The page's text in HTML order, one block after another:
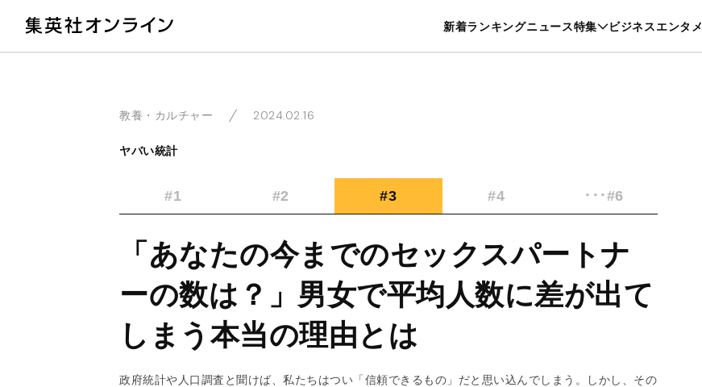
新着ランキングニュース特集 ビジネスエンタメ
暮らし スポーツ ヘルスケア 美容 グルメ
教養・カルチャー 2024.02.16
ヤバい統計
#1 #2 #3 #4 ･･･#6
「あなたの今までのセックスパートナ
ーの数は？」男女で平均人数に差が出て
しまう本当の理由とは
政府統計や人口調査と聞けば、私たちはつい「信頼できるもの」だと思い込んでしまう。しかし、その